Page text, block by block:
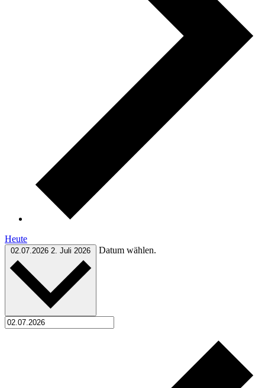
Heute
02.07.2026 2. Juli 2026 Datum wählen.